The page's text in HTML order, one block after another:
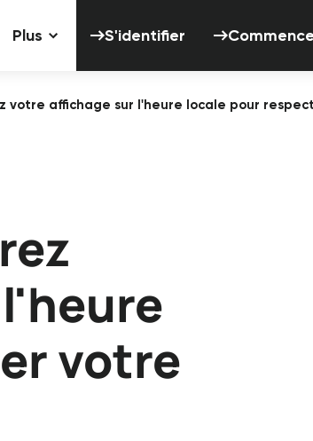
Plus S'identifier
votre affichage sur l'heure locale pour
votre